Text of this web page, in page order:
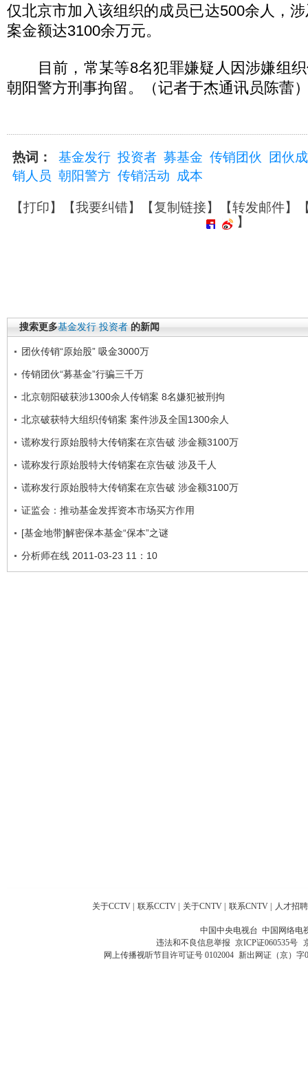
仅北京市加入该组织的成员已达500余人，
案金额达3100余万元。
目前，常某等8名犯罪嫌疑人因涉嫌组织
朝阳警方刑事拘留。（记者于杰通讯员陈蕾
热词： 基金发行 投资者 募基金 传销团伙
团伙
销人员 朝阳警方 传销活动 成本
【打印】【我要纠错】【复制链接】【转发邮件】
】
搜索更多基金发行 投资者 的新闻
团伙传销“原始股” 吸金3000万
传销团伙“募基金”行骗三千万
北京朝阳破获涉1300余人传销案 8名嫌犯被刑拘
北京破获特大组织传销案 案件涉及全国1300余人
谎称发行原始股特大传销案在京告破 涉金额3100万
谎称发行原始股特大传销案在京告破 涉及千人
谎称发行原始股特大传销案在京告破 涉金额3100万
证监会：推动基金发挥资本市场买方作用
[基金地带]解密保本基金“保本”之谜
分析师在线 2011-03-23 11：10
关于CCTV 联系CCTV 关于CNTV 联系CNTV 人才招聘
中国中央电视台 中国网络电
违法和不良信息举报 京ICP证060535号
网上传播视听节目许可证号 0102004 新出网证（京）